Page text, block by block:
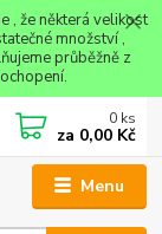
, že některá velikost
množství ,
průběžně z
Menu
0 ks
za 0,00 Kč